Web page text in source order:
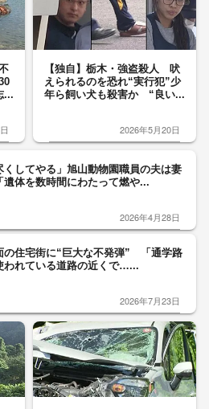
...
【独自】栃木・強盗殺人 吠
えられるのを恐れ“実行犯”少
年ら飼い犬も殺害か “良い...
2026年5月20日
くしてやる」旭山動物園職員の夫は妻
遺体を数時間にわたって燃や...
2026年4月28日
の住宅街に“巨大な不発弾” 「通学路
われている道路の近くで…...
2026年7月23日